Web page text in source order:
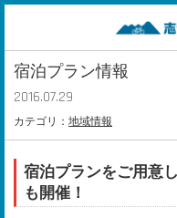
宿泊プラン情報
2016.07.29
カテゴリ： 地域情報
宿泊プランをご用意
も開催！